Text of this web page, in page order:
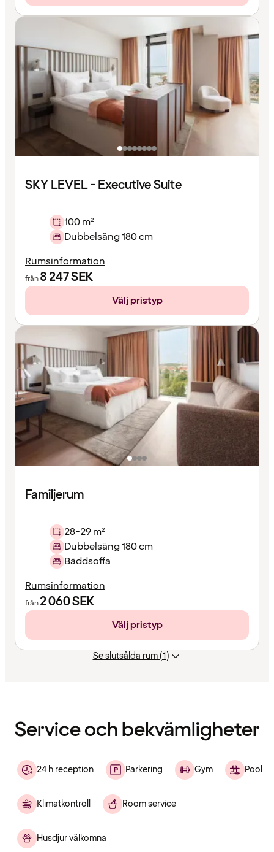
SKY LEVEL - Executive Suite
100 m²
Dubbelsäng 180 cm
Rumsinformation
från8 247SEK
Välj pristyp
Familjerum
28-29 m²
Dubbelsäng 180 cm
Bäddsoffa
Rumsinformation
från2 060SEK
Välj pristyp
Se slutsålda rum (1)
Service och bekvämligheter
24 h reception Parkering Gym Pool
Klimatkontroll Room service
Husdjur välkomna